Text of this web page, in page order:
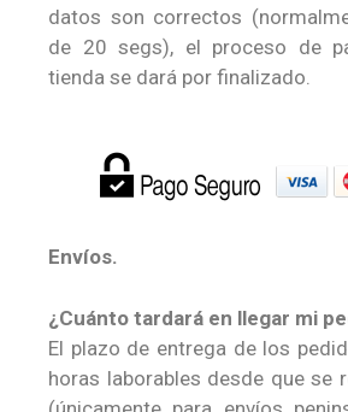
datos son correctos
de 20 segs), el proceso de
tienda se dará por finalizado.
Envíos.
¿Cuánto tardará en llegar mi
El plazo de entrega de los
horas laborables desde que se